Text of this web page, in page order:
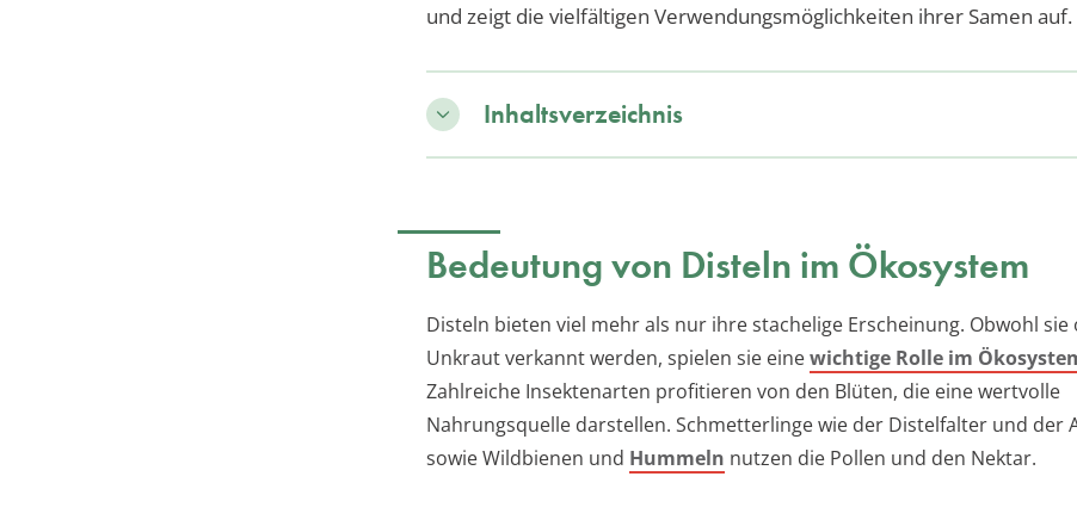
und zeigt die vielfältigen Verwendungsmöglichkeiten ihrer Samen auf.
Inhaltsverzeichnis
Bedeutung von Disteln im Ökosystem
Disteln bieten viel mehr als nur ihre stachelige Erscheinung. Obwohl sie
Unkraut verkannt werden, spielen sie einewichtige Rolle im
Zahlreiche Insektenarten profitieren von den Blüten, die eine wertvolle
Nahrungsquelle darstellen. Schmetterlinge wie der Distelfalter und der
sowie Wildbienen und Hummeln nutzen die Pollen und den Nektar.